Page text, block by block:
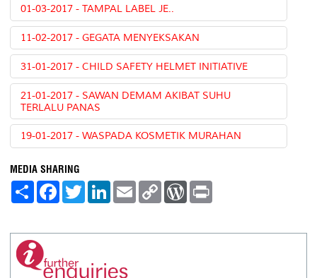
01-03-2017 - TAMPAL LABEL JE..
11-02-2017 - GEGATA MENYEKSAKAN
31-01-2017 - CHILD SAFETY HELMET INITIATIVE
21-01-2017 - SAWAN DEMAM AKIBAT SUHU
TERLALU PANAS
19-01-2017 - WASPADA KOSMETIK MURAHAN
MEDIA SHARING
S
e
F
a
b
k
T
w
t
L
e
n
E
m
l
C
L
W
P
t